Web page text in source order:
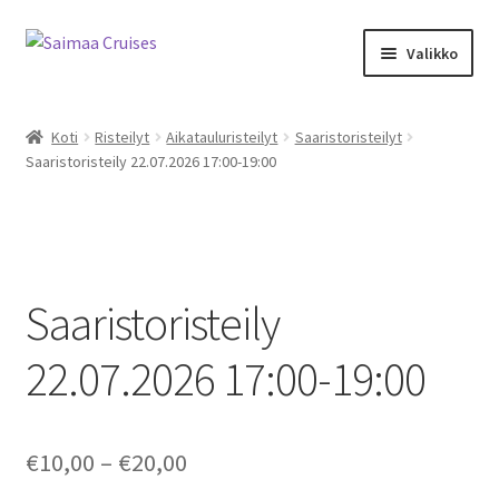
Skip
Skip
Valikko
M/S Saimaa Margareta
Risteilyinfo
Tilausristeilyt M/S Saimaa Margareta
Tilausristeilyt Sister Amanda
Koti Risteilyt Aikatauluristeilyt
Saaristoristeilyt
Saaristoristeily 22.07.2026 17:00-19:00
Saaristoristeily
22.07.2026 17:00-19:00
€10,00 – €20,00Price